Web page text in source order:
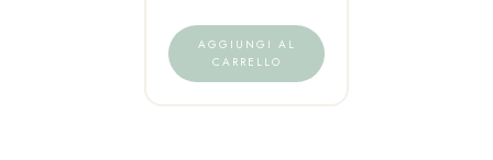
AGGIUNGI AL
CARRELLO